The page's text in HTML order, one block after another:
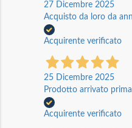
27 Dicembre 2025
Acquisto da loro da
Acquirente verificato
25 Dicembre 2025
Prodotto arrivato
Acquirente verificato